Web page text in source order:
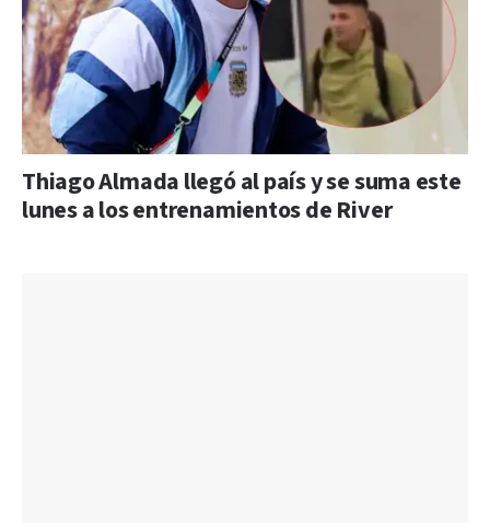
Thiago Almada llegó al país y se suma este
lunes a los entrenamientos de River